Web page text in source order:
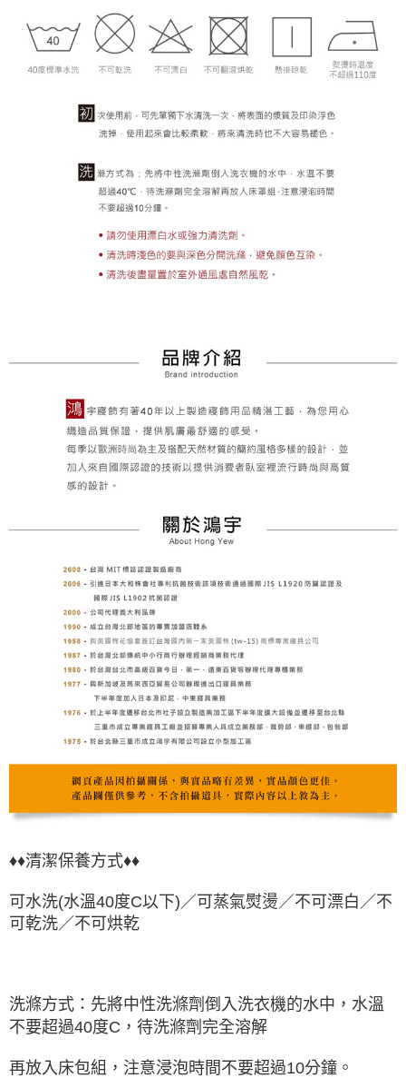
♦♦清潔保養方式♦♦
可水洗(水溫40度C以下)／可蒸氣熨燙／不可漂白／不
可乾洗／不可烘乾
洗滌方式：先將中性洗滌劑倒入洗衣機的水中，水溫
不要超過40度C，待洗滌劑完全溶解
再放入床包組，注意浸泡時間不要超過10分鐘。